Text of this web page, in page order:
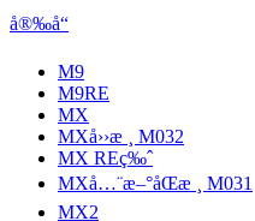
å®‰å“
M9
M9RE
MX
MXå››æ ¸ M032
MX REç‰ˆ
MXå…¨æ–°åŒæ ¸ M031
MX2